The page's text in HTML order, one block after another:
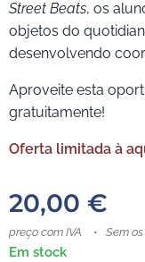
Street Beats, os
objetos do
desenvolvendo
Aproveite esta
gratuitamente!
Oferta limitada à
20,00 €
preço com IVA Sem
Em stock